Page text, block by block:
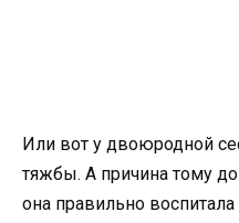
Или вот у двоюродной
тяжбы. А причина тому
она правильно